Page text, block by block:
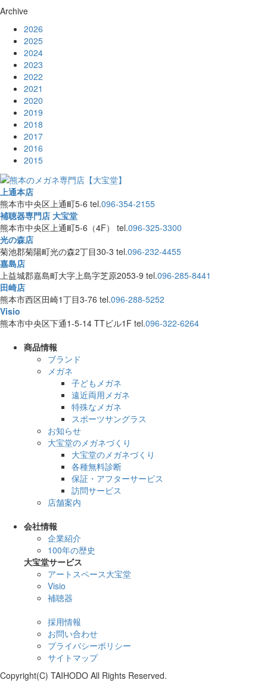
Archive
2026
2025
2024
2023
2022
2021
2020
2019
2018
2017
2016
2015
上通本店
熊本市中央区上通町5-6 tel.096-354-2155
補聴器専門店 大宝堂
熊本市中央区上通町5-6（4F） tel.096-325-3300
光の森店
菊池郡菊陽町光の森2丁目30-3 tel.096-232-4455
嘉島店
上益城郡嘉島町大字上島字芝原2053-9 tel.096-285-8441
田崎店
熊本市西区田崎1丁目3-76 tel.096-288-5252
Visio
熊本市中央区下通1-5-14 TTビル1F tel.096-322-6264
商品情報
ブランド
メガネ
子どもメガネ
遠近両用メガネ
特殊なメガネ
スポーツサングラス
お知らせ
大宝堂のメガネづくり
大宝堂のメガネづくり
各種無料診断
保証・アフターサービス
訪問サービス
店舗案内
会社情報
企業紹介
100年の歴史
大宝堂サービス
アートスペース大宝堂
Visio
補聴器
採用情報
お問い合わせ
プライバシーポリシー
サイトマップ
Copyright(C) TAIHODO All Rights Reserved.